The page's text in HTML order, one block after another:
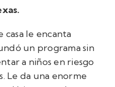
casa le encanta
un programa sin
a niños en riesgo
Le da una enorme